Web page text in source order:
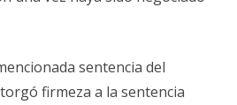
sentencia del
firmeza a la sentencia